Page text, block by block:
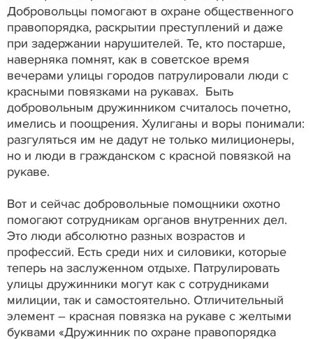
Добровольцы помогают в охране общественного
правопорядка, раскрытии преступлений и даже
при задержании нарушителей. Те, кто постарше,
наверняка помнят, как в советское время
вечерами улицы городов патрулировали люди с
красными повязками на рукавах. Быть
добровольным дружинником считалось почетно,
имелись и поощрения. Хулиганы и воры понимали:
разгуляться им не дадут не только милиционеры,
но и люди в гражданском с красной повязкой на
рукаве.
Вот и сейчас добровольные помощники охотно
помогают сотрудникам органов внутренних дел.
Это люди абсолютно разных возрастов и
профессий. Есть среди них и силовики, которые
теперь на заслуженном отдыхе. Патрулировать
улицы дружинники могут как с сотрудниками
милиции, так и самостоятельно. Отличительный
элемент – красная повязка на рукаве с желтыми
буквами «Дружинник по охране правопорядка